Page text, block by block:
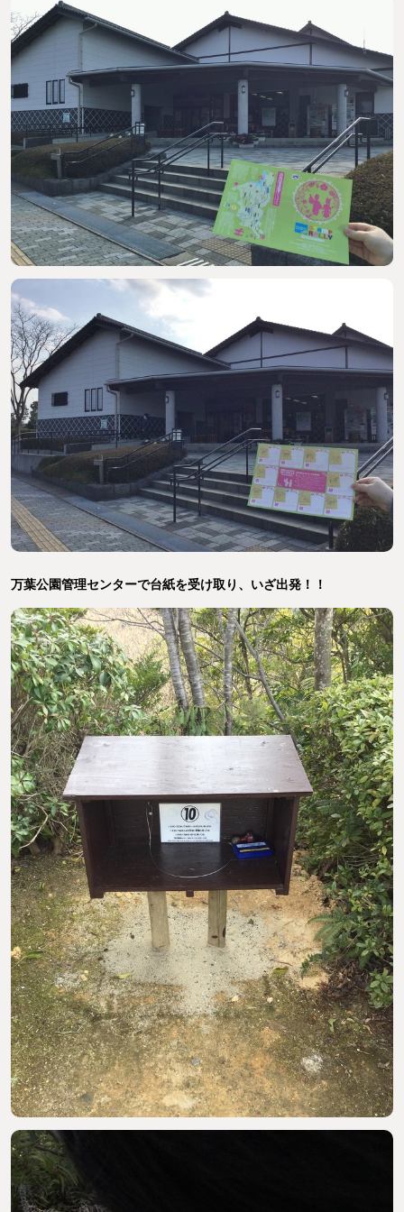
万葉公園管理センターで台紙を受け取り、いざ出発！！